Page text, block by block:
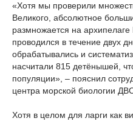
«Хотя мы проверили
Великого, абсолютное
размножается на
проводился в течение двух
обрабатывались и
насчитали 815 детёнышей,
популяции», – пояснил
центра морской биологии
Хотя в целом для ларги как